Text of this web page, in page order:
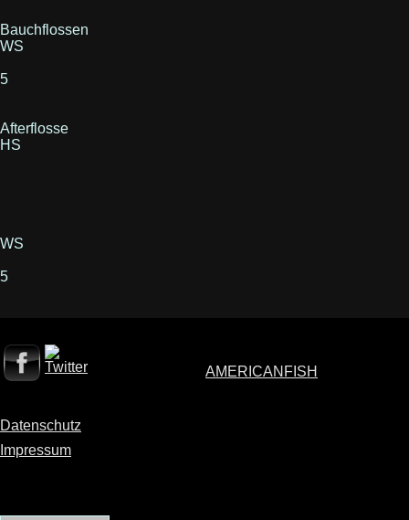
Bauchflossen
WS
5
Afterflosse
HS
WS
5
AMERICANFISH
Datenschutz
Impressum